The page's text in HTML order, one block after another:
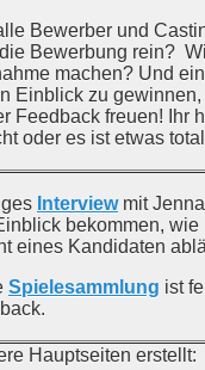
Bewerber und
Bewerbung rein?
machen? Und
Einblick zu
Feedback freuen! Ihr
oder es ist etwas
Interviewmit
bekommen,
eines Kandidaten
Spielesammlung ist
Hauptseiten erstellt: